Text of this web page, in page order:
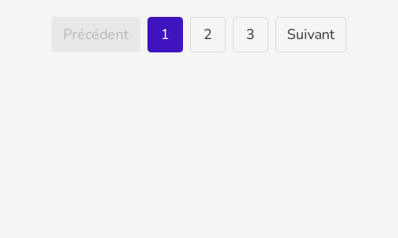
Précédent 1 2 3 Suivant